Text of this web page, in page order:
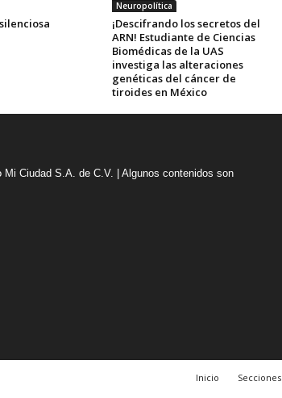
Neuropolítica
¡Descifrando los secretos del
ARN! Estudiante de Ciencias
Biomédicas de la UAS
investiga las alteraciones
genéticas del cáncer de
tiroides en México
Ciudad S.A. de C.V. | Algunos contenidos son
Inicio Secciones